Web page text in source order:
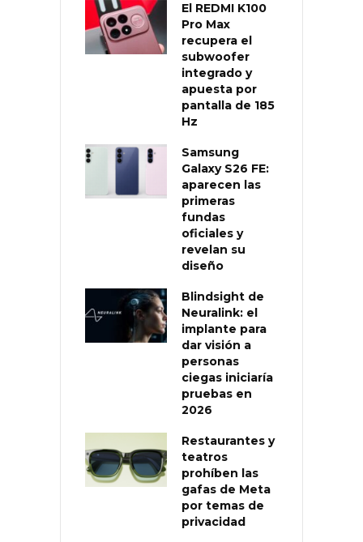
El REDMI K100
Pro Max
recupera el
subwoofer
integrado y
apuesta por
pantalla de 185
Hz
Samsung
Galaxy S26 FE:
aparecen las
primeras
fundas
oficiales y
revelan su
diseño
Blindsight de
Neuralink: el
implante para
dar visión a
personas
ciegas iniciaría
pruebas en
2026
Restaurantes y
teatros
prohíben las
gafas de Meta
por temas de
privacidad